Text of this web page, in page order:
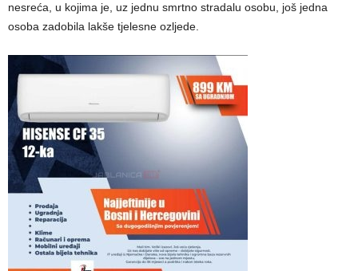
nesreća, u kojima je, uz jednu smrtno stradalu osobu, još jedna
osoba zadobila lakše tjelesne ozljede.